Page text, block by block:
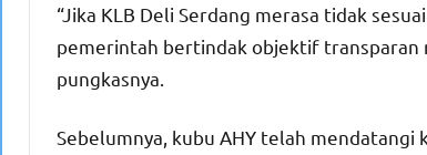
“Jika KLB Deli Serdang merasa tidak
pemerintah bertindak objektif transparan
pungkasnya.
Sebelumnya, kubu AHY telah